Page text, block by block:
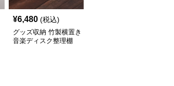
¥6,480 (税込)
グッズ収納 竹製横置き
音楽ディスク整理棚